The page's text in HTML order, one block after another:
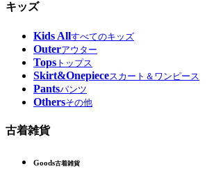
キッズ
Kids Allすべてのキッズ
Outerアウター
Tops トップス
Skirt&Onepieceスカート＆ワンピース
Pantsパンツ
Othersその他
古着雑貨
Goods古着雑貨